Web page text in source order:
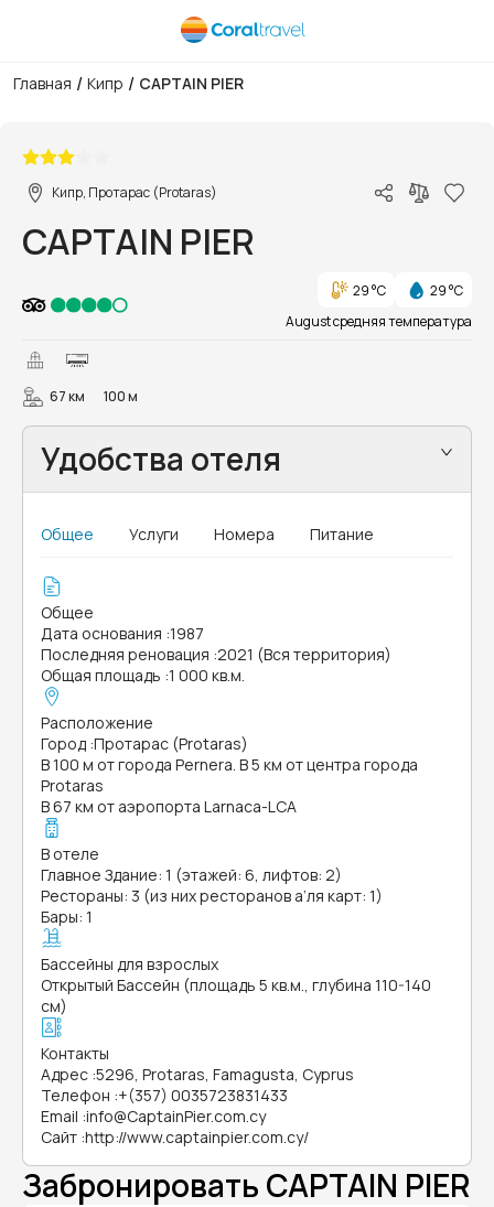
Главная / Кипр / CAPTAIN PIER
Кипр, Протарас (Protaras)
CAPTAIN PIER
29 °C
29 °C
August средняя температура
67 км 100 м
Удобства отеля
Общее Услуги Номера Питание
Общее
Дата основания :1987
Последняя реновация :2021 (Вся территория)
Общая площадь :1 000 кв.м.
Расположение
Город :Протарас (Protaras)
В 100 м от города Pernera. В 5 км от центра города
Protaras
В 67 км от аэропорта Larnaca-LCA
В отеле
Главное Здание: 1 (этажей: 6, лифтов: 2)
Рестораны: 3 (из них ресторанов а’ля карт: 1)
Бары: 1
Бассейны для взрослых
Открытый Бассейн (площадь 5 кв.м., глубина 110-140
см)
Контакты
Адрес :5296, Protaras, Famagusta, Cyprus
Телефон :+(357) 0035723831433
Email :info@CaptainPier.com.cy
Сайт :http://www.captainpier.com.cy/
Забронировать CAPTAIN PIER